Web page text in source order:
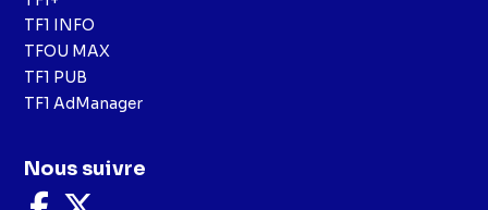
TF1 INFO
TFOU MAX
TF1 PUB
TF1 AdManager
Nous suivre
Nous